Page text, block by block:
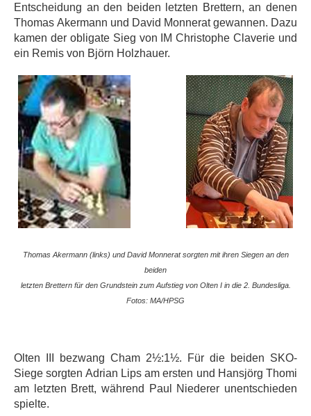
Entscheidung an den beiden letzten Brettern, an denen
Thomas Akermann und David Monnerat gewannen. Dazu
kamen der obligate Sieg von IM Christophe Claverie und
ein Remis von Björn Holzhauer.
Thomas Akermann (links) und DavidMonneratsorgten mit ihren Siegen an den
beiden
letzten Brettern für den Grundstein zum Aufstieg von Olten I in die 2. Bundesliga.
Fotos: MA/HPSG
Olten III bezwang Cham 2½:1½. Für die beiden SKO-
Siege sorgten Adrian Lips am ersten und Hansjörg Thomi
am letzten Brett, während Paul Niederer unentschieden
spielte.